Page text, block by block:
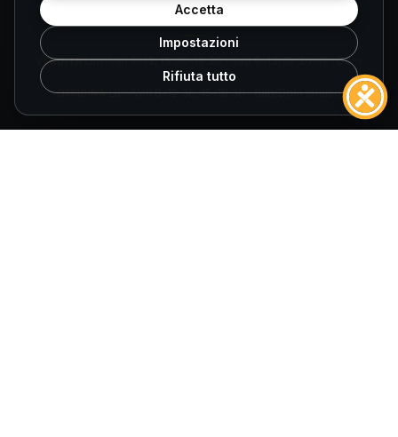
VENDITALun–Ven 9–13, 15:30–19:30 · Sab 9–13, 15:30–19 · Dom
chiuso
OFFICINALun–Ven 8–12:30, 15–18:30 · Sab/Dom chiuso
Rifiuta tutto
Impostazioni
Accetta